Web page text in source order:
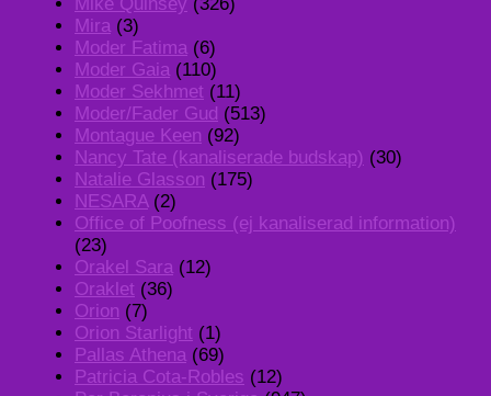
Mira (3)
Moder Fatima (6)
Moder Gaia (110)
Moder Sekhmet (11)
Moder/Fader Gud (513)
Montague Keen (92)
Nancy Tate (kanaliserade budskap) (30)
Natalie Glasson (175)
NESARA(2)
Office of Poofness (ej kanaliserad information)
(23)
Orakel Sara (12)
Oraklet (36)
Orion (7)
Orion Starlight (1)
Pallas Athena (69)
Patricia Cota-Robles (12)